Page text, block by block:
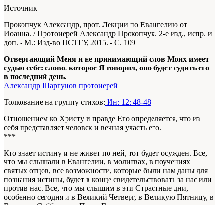
Источник
Прокопчук Александр, прот. Лекции по Евангелию от
Иоанна. / Протоиерей Александр Прокопчук. 2-е изд., испр. и
доп. - М.: Изд-во ПСТГУ, 2015. - С. 109
Отвергающий Меня и не принимающий слов Моих имеет
судью себе: слово, которое Я говорил, оно будет судить его
в последний день.
Александр Шаргунов протоиерей
Толкование на группу стихов: Ин: 12: 48-48
Отношением ко Христу и правде Его определяется, что из
себя представляет человек и вечная участь его.
***
Кто знает истину и не живет по ней, тот будет осужден. Все,
что мы слышали в Евангелии, в молитвах, в поучениях
святых отцов, все возможности, которые были нам даны для
познания истины, будет в конце свидетельствовать за нас или
против нас. Все, что мы слышим в эти Страстные дни,
особенно сегодня и в Великий Четверг, в Великую Пятницу, в